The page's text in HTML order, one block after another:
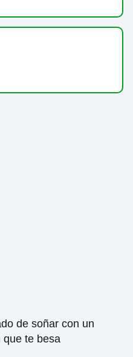
de soñar con un
que te besa